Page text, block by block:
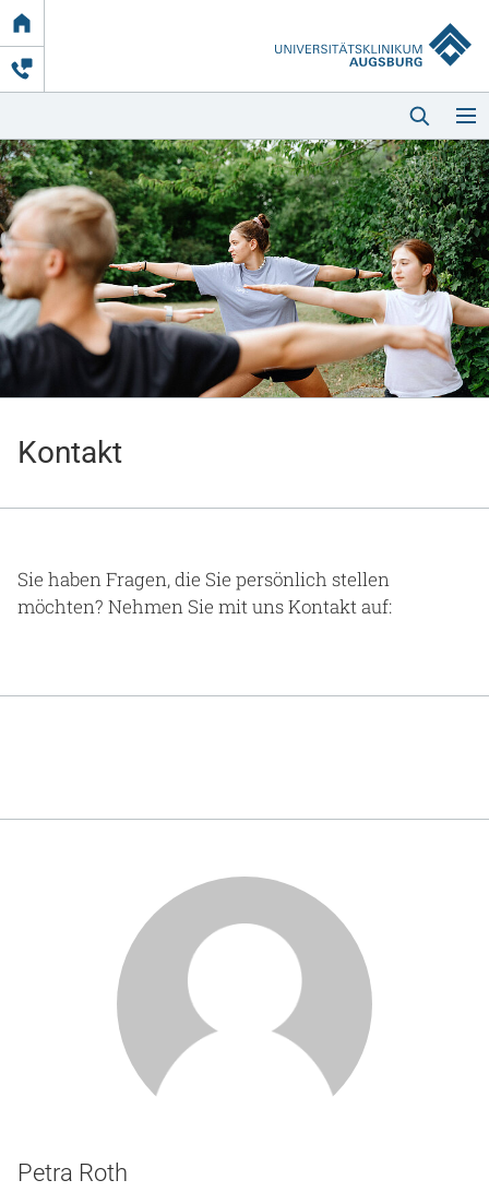
Link
zur
Startseite
Startseite
Kliniken & Einrichtungen
Beruf & Karriere
Kontakt
Sie haben Fragen, die Sie persönlich stellen
möchten? Nehmen Sie mit uns Kontakt auf:
Petra Roth